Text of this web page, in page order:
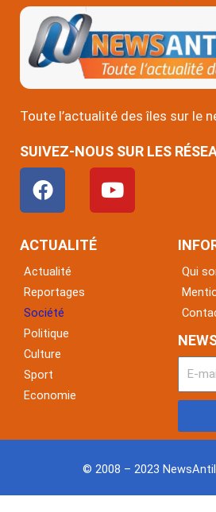
Toute l’actualité des îles sur le
SUIVEZ-NOUS SUR LES
F
a
c
e
o
o
k
Y
o
u
ACTUALITÉ
Actualité
Reportages
Société
Politique
Culture
Sport
Economie
Qui
© 2008 – 2023